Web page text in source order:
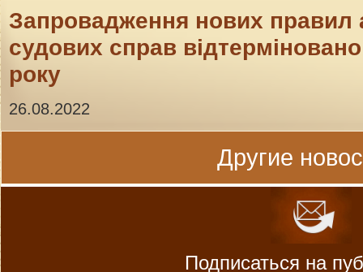
Запровадження нових правил
судових справ
року
26.08.2022
Другие
Подписаться на